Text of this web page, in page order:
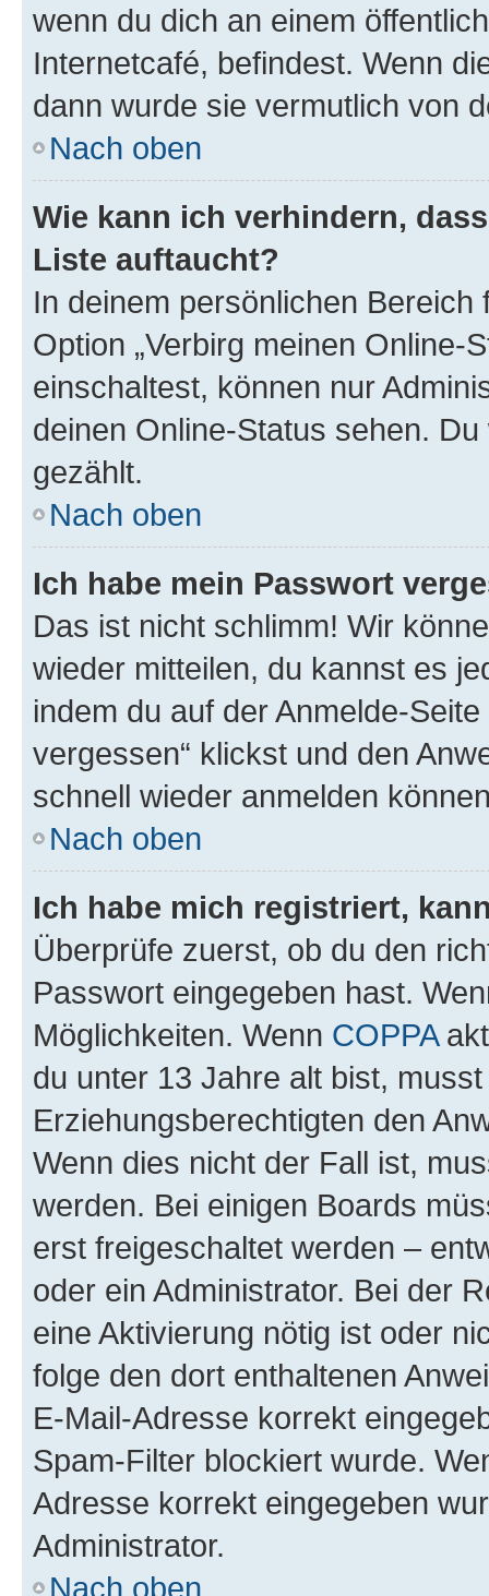
wenn du dich an einem
Internetcafé, befindest. Wenn
dann wurde sie vermutlich von
Nach oben
Wie kann ich verhindern,
Liste auftaucht?
In deinem persönlichen
Option „Verbirg meinen Online-
einschaltest, können nur
deinen Online-Status sehen.
gezählt.
Nach oben
Ich habe mein Passwort
Das ist nicht schlimm! Wir
wieder mitteilen, du kannst es
indem du auf der Anmelde-
vergessen“ klickst und den
schnell wieder anmelden
Nach oben
Ich habe mich registriert,
Überprüfe zuerst, ob du den
Passwort eingegeben hast.
Möglichkeiten. Wenn COPPA
du unter 13 Jahre alt bist,
Erziehungsberechtigten den
Wenn dies nicht der Fall ist,
werden. Bei einigen Boards
erst freigeschaltet werden –
oder ein Administrator. Bei der
eine Aktivierung nötig ist oder
folge den dort enthaltenen
E-Mail-Adresse korrekt
Spam-Filter blockiert wurde.
Adresse korrekt eingegeben
Administrator.
Nach oben